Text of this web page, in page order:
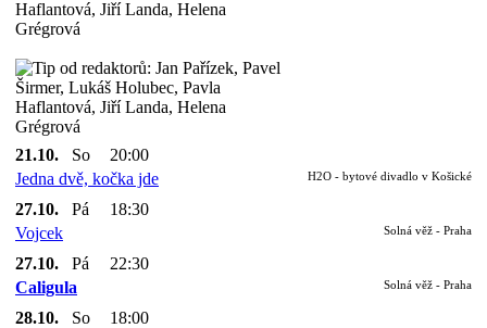
21.10. So
20:00
Jedna dvě, kočka jde
H2O - bytové divadlo v Košické
27.10. Pá
18:30
Vojcek
Solná věž - Praha
27.10. Pá
22:30
Caligula
Solná věž - Praha
28.10. So
18:00